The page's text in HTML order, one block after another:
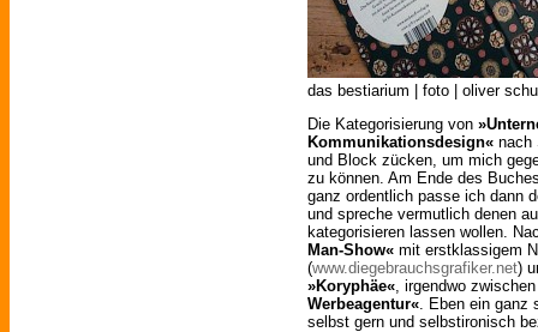
das bestiarium | foto | oliver
Die Kategorisierung von
Kommunikationsdesign« nach
und Block zücken, um mich
zu können. Am Ende des
ganz ordentlich passe ich dann
und spreche vermutlich denen
kategorisieren lassen wollen.
Man-Show« mit erstklassigem
(www.diegebrauchsgrafiker.net)
»Koryphäe« , irgendwo
Werbeagentur« . Eben ein
selbst gern und selbstironisch